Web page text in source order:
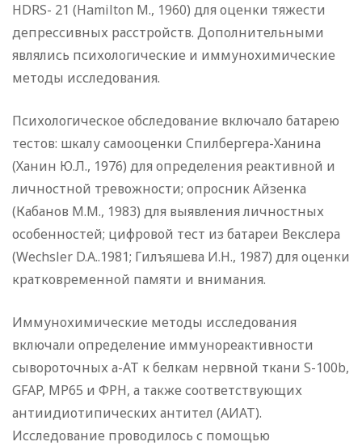
HDRS- 21 (Hamilton M., 1960) для оценки тяжести
депрессивных расстройств. Дополнительными
являлись психологические и иммунохимические
методы исследования.
Психологическое обследование включало батарею
тестов: шкалу самооценки Спилбергера-Ханина
(Ханин Ю.Л., 1976) для определения реактивной и
личностной тревожности; опросник Айзенка
(Кабанов М.М., 1983) для выявления личностных
особенностей; цифровой тест из батареи Векслера
(Wechsler D.A..1981; Гилъяшева И.Н., 1987) для оценки
кратковременной памяти и внимания.
Иммунохимические методы исследования
включали определение иммунореактивности
сывороточных а-АТ к белкам нервной ткани S-100b,
GFAP, MP65 и ФРН, а также соответствующих
антиидиотипических антител (АИАТ).
Исследование проводилось с помощью